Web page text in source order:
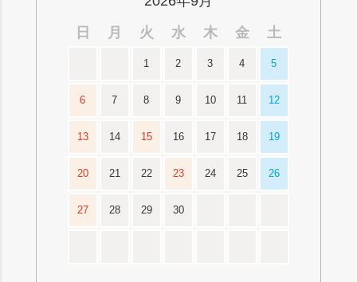
日
月 火 水 木 金 土
1 2 3 4 5
6 7 8 9 10 11 12
13 14 15 16 17 18 19
20 21 22 23 24 25 26
27 28 29 30